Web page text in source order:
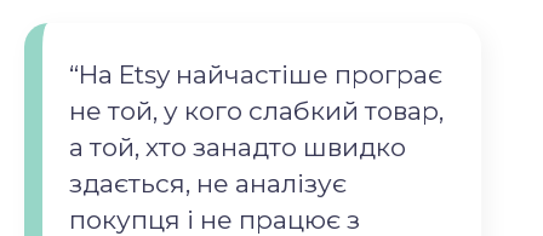
“На Etsy найчастіше програє
не той, у кого слабкий товар,
а той, хто занадто швидко
здається, не аналізує
покупця і не працює з